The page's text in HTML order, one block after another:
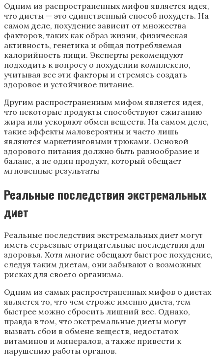
Одним из распространенных мифов является идея,
что диеты — это единственный способ похудеть. На
самом деле, похудение зависит от множества
факторов, таких как образ жизни, физическая
активность, генетика и общая потребляемая
калорийность пищи. Эксперты рекомендуют
подходить к вопросу о похудении комплексно,
учитывая все эти факторы и стремясь создать
здоровое и устойчивое питание.
Другим распространенным мифом является идея,
что некоторые продукты способствуют сжиганию
жира или ускоряют обмен веществ. На самом деле,
такие эффекты маловероятны и часто лишь
являются маркетинговыми трюками. Основой
здорового питания должно быть разнообразие и
баланс, а не один продукт, который обещает
мгновенные результаты
Реальные последствия экстремальных
диет
Реальные последствия экстремальных диет могут
иметь серьезные отрицательные последствия для
здоровья. Хотя многие обещают быстрое похудение,
следуя таким диетам, они забывают о возможных
рисках для своего организма.
Одним из самых распространенных мифов о диетах
является то, что чем строже именно диета, тем
быстрее можно сбросить лишний вес. Однако,
правда в том, что экстремальные диеты могут
вызвать сбои в обмене веществ, недостаток
витаминов и минералов, а также привести к
нарушению работы органов.